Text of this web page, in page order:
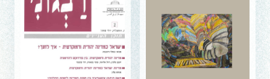
מטובי החוקרים ואנשי הרוח העוסקים בתחום – ותיקים כצעירים –
נוטלים חלק בספר. אפשר לקוות שהוא יתרום תרומה משמעותית הן
לקידומם של המחקר והעיון ביסודות התיאולוגיים-דתיים, החברתיים
והתרבותיים של היהדות הרפורמית; הן לשכלול ולהעמקה של הדיון
החינוכי-תרבותי על עתידה של יהדות ארצות הברית, נושא שנמצא
על סדר יומו של העם היהודי בעת הזאת.